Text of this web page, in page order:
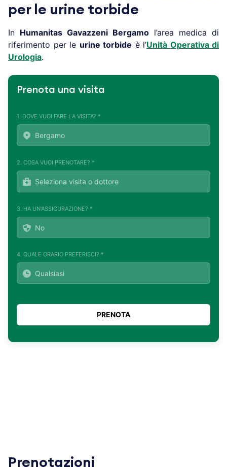
per le urine torbide
In Humanitas Gavazzeni Bergamo l’area medica di
riferimento per le urine torbide è l’Unità Operativa di
Urologia.
Prenota una visita
1. DOVE VUOI FARE LA VISITA? *
2. COSA VUOI PRENOTARE? *
3. HA UN'ASSICURAZIONE? *
4. QUALE ORARIO PREFERISCI? *
Prenotazioni